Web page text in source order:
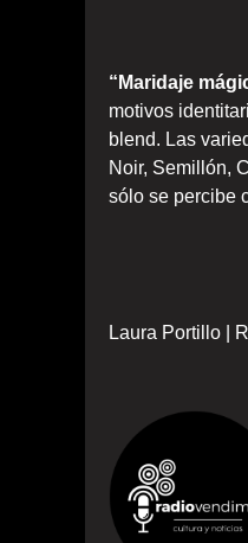
“Maridaje
motivos
blend. Las
Noir, Semillón,
sólo se percibe
Laura Portillo |